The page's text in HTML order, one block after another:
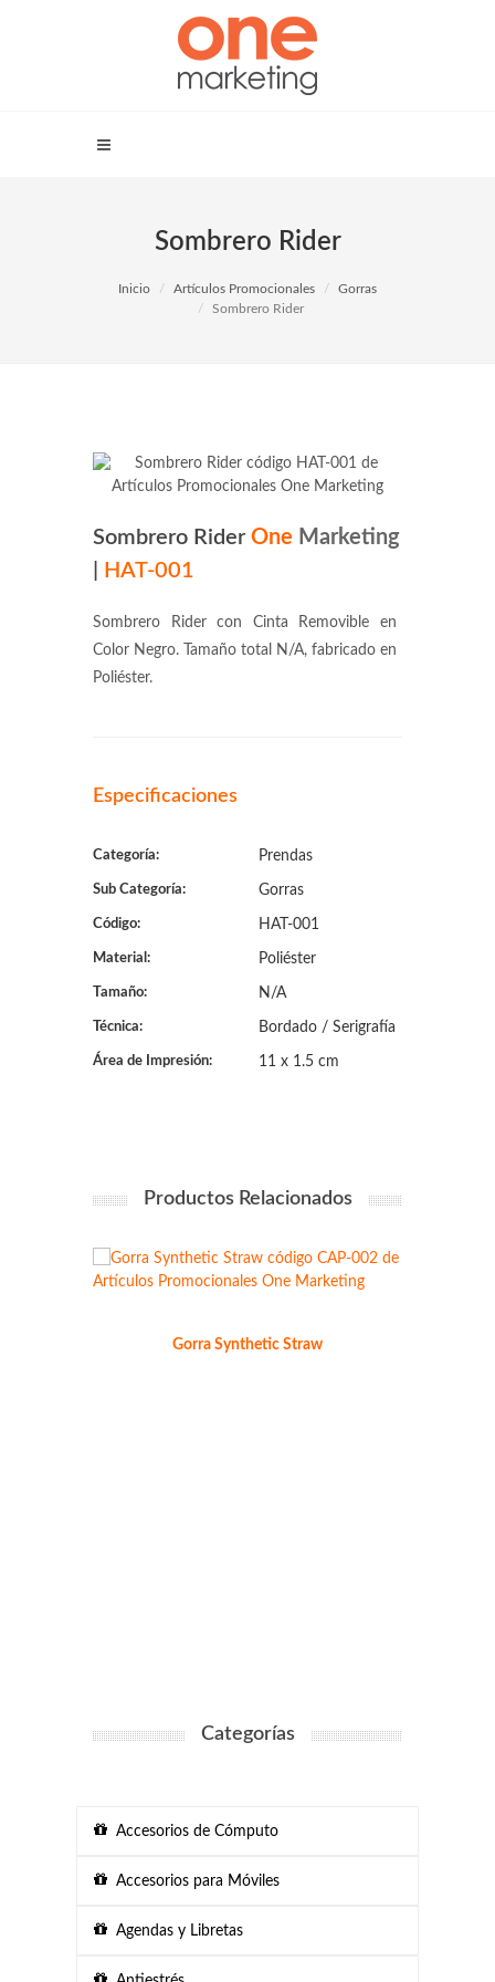
Sombrero Rider
Inicio Artículos Promocionales
Gorras
Sombrero Rider
Sombrero Rider One Marketing
HAT-001
Sombrero Rider con Cinta Removible en
Color Negro. Tamaño total N/A, fabricado en
Poliéster.
Especificaciones
Categoría: Prendas
Sub Categoría: Gorras
Código: HAT-001
Material: Poliéster
Tamaño: N/A
Técnica: Bordado / Serigrafía
Área de Impresión: 11 x 1.5 cm
Productos Relacionados
Gorra Synthetic Straw
Categorías
Accesorios de Cómputo
Accesorios para Móviles
Agendas y Libretas